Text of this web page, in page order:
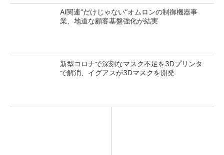
AI関連“だけじゃない”オムロンの制御機器事
業、地道な顧客基盤強化が結実
新型コロナで深刻なマスク不足を3Dプリンタ
で解消、イグアスが3Dマスクを開発